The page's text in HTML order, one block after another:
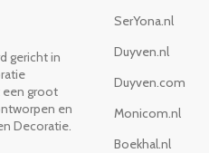
gericht in
een groot
en
Decoratie.
SerYona.nl
Duyven.nl
Duyven.com
Monicom.nl
Boekhal.nl